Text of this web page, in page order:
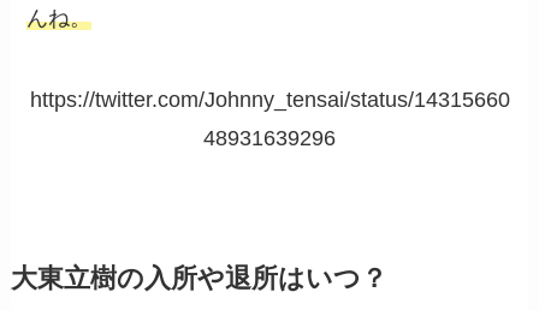
んね。
https://twitter.com/Johnny_tensai/status/14315660
48931639296
大東立樹の入所や退所はいつ？